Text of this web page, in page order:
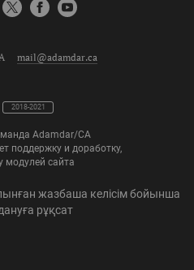
mail@adamdar.ca
2018-2021
Adamdar/CA
поддержку и доработку,
модулей сайта
жазбаша келісім бойынша
рұқсат